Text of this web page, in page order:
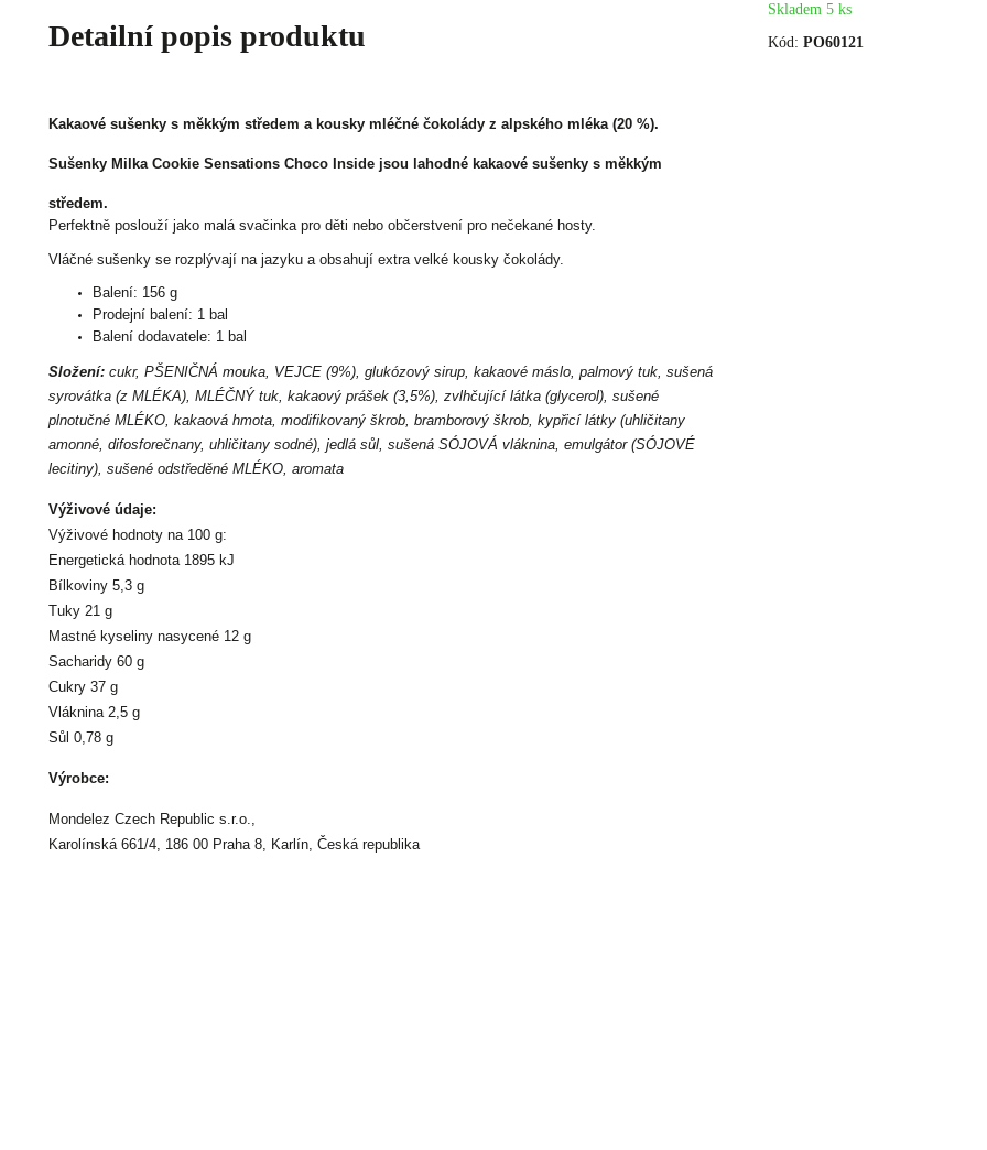
Detailní popis produktu
Kakaové sušenky s měkkým středem a kousky mléčné čokolády z alpského mléka (20 %).
Sušenky Milka Cookie Sensations Choco Inside jsou lahodné kakaové sušenky s měkkým
středem.
Perfektně poslouží jako malá svačinka pro děti nebo občerstvení pro nečekané hosty.
Vláčné sušenky se rozplývají na jazyku a obsahují extra velké kousky čokolády.
Balení: 156 g
Prodejní balení: 1 bal
Balení dodavatele: 1 bal
Složení: cukr, PŠENIČNÁ mouka, VEJCE (9%), glukózový sirup, kakaové máslo, palmový tuk, sušená
syrovátka (z MLÉKA), MLÉČNÝ tuk, kakaový prášek (3,5%), zvlhčující látka (glycerol), sušené
plnotučné MLÉKO, kakaová hmota, modifikovaný škrob, bramborový škrob, kypřicí látky (uhličitany
amonné, difosforečnany, uhličitany sodné), jedlá sůl, sušená SÓJOVÁ vláknina, emulgátor (SÓJOVÉ
lecitiny), sušené odstředěné MLÉKO, aromata
Výživové údaje:
Výživové hodnoty na 100 g:
Energetická hodnota 1895 kJ
Bílkoviny 5,3 g
Tuky 21 g
Mastné kyseliny nasycené 12 g
Sacharidy 60 g
Cukry 37 g
Vláknina 2,5 g
Sůl 0,78 g
Výrobce:
Mondelez Czech Republic s.r.o.,
Karolínská 661/4, 186 00 Praha 8, Karlín, Česká republika
Skladem 5 ks
Kód: PO60121